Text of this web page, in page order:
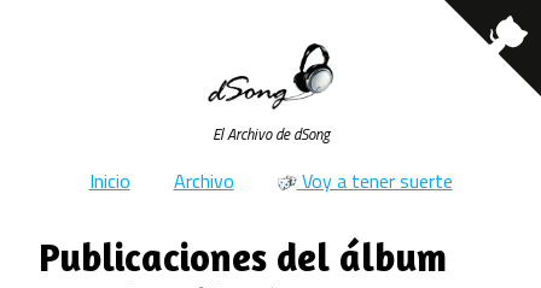
El Archivo de dSong
Inicio Archivo Voy a tener suerte
Publicaciones del álbum